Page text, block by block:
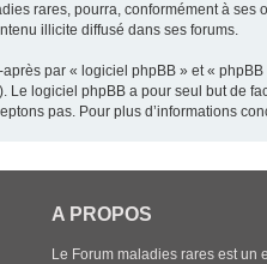
rares, pourra, conformément à
illicite diffusé dans ses forums.
par « logiciel phpBB » et «
Le logiciel phpBB a pour seul but de
pas. Pour plus d’informations
A PROPOS
Le Forum maladies rares est un